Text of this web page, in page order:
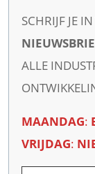
SCHRIJF JE
ALLE
MAANDAG:
VRIJDAG: